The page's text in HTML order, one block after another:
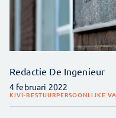
Redactie De Ingenieur
4 februari 2022
KIVI-BESTUURPERSOONLIJKE